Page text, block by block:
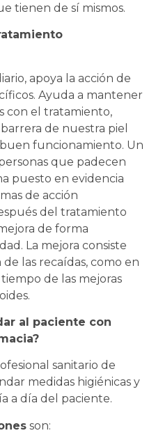
tienen de sí mismos.
apoya la acción de
Ayuda a mantener
con el tratamiento,
de nuestra piel
funcionamiento. Un
que padecen
puesto en evidencia
de acción
del tratamiento
de forma
La mejora consiste
las recaídas, como en
de las mejoras
al paciente con
sanitario de
medidas higiénicas y
a día del paciente.
son: